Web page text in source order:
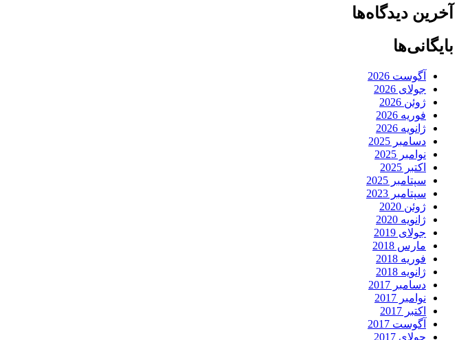
آخرین دیدگاه‌ها
بایگانی‌ها
آگوست 2026
جولای 2026
ژوئن 2026
فوریه 2026
ژانویه 2026
دسامبر 2025
نوامبر 2025
اکتبر 2025
سپتامبر 2025
سپتامبر 2023
ژوئن 2020
ژانویه 2020
جولای 2019
مارس 2018
فوریه 2018
ژانویه 2018
دسامبر 2017
نوامبر 2017
اکتبر 2017
آگوست 2017
جولای 2017